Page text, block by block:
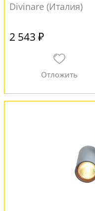
Divinare (Италия)
2 543 ₽